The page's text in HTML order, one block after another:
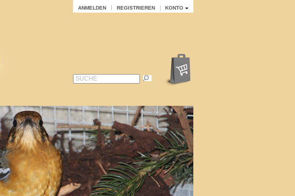
KONTO
ANMELDEN REGISTRIEREN
SUCHE